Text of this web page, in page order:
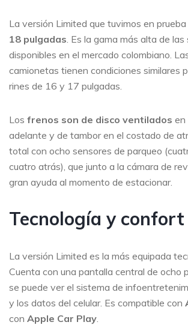
La versión Limited que tuvimos en
18 pulgadas . Es la gama más alta de
disponibles en el mercado colombiano.
camionetas tienen condiciones similares
rines de 16 y 17 pulgadas.
Los frenos son de disco ventilados en
adelante y de tambor en el costado de
total con ocho sensores de parqueo
cuatro atrás), que junto a la cámara de
gran ayuda al momento de estacionar.
Tecnología y confort
La versión Limited es la más equipada
Cuenta con una pantalla central de ocho
se puede ver el sistema de
y los datos del celular. Es compatible con
con Apple Car Play